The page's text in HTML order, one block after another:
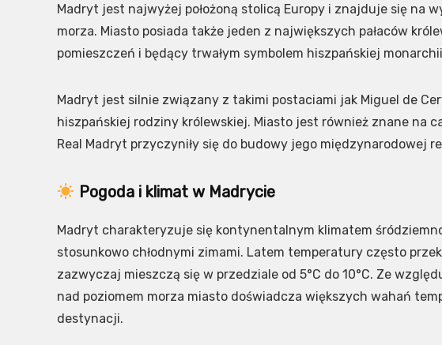
Madryt jest najwyżej położoną stolicą Europy i znajduje się na
morza. Miasto posiada także jeden z największych pałaców
pomieszczeń i będący trwałym symbolem hiszpańskiej
Madryt jest silnie związany z takimi postaciami jak Miguel de
hiszpańskiej rodziny królewskiej. Miasto jest również znane na
Real Madryt przyczyniły się do budowy jego międzynarodowej
Pogoda i klimat w Madrycie
Madryt charakteryzuje się kontynentalnym klimatem
stosunkowo chłodnymi zimami. Latem temperatury często
zazwyczaj mieszczą się w przedziale od 5°C do 10°C. Ze
nad poziomem morza miasto doświadcza większych wahań
destynacji.